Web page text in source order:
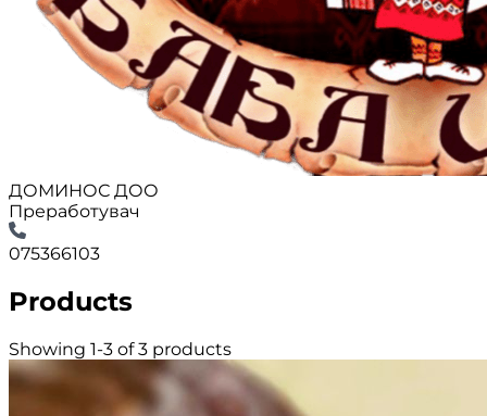
ДОМИНОС ДОО
Преработувач
075366103
Products
Showing 1-3 of 3 products